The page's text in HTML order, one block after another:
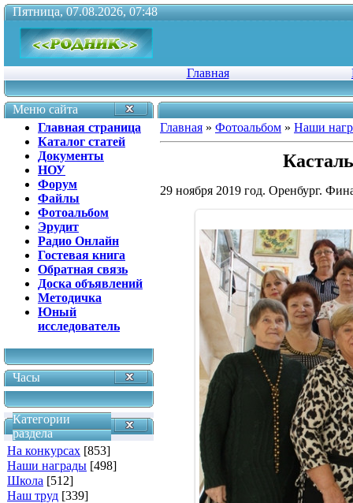
Пятница, 07.08.2026, 07:48
Главная
Меню сайта
Главная страница
Каталог статей
Документы
НОУ
Форум
Файлы
Фотоальбом
Эрудит
Радио Онлайн
Гостевая книга
Обратная связь
Доска объявлений
Методичка
Юный
исследователь
Часы
Категории
раздела
На конкурсах [853]
Наши награды [498]
Школа [512]
Наш труд [339]
Главная » Фотоальбом » Наши
29 ноября 2019 год. Оренбург.